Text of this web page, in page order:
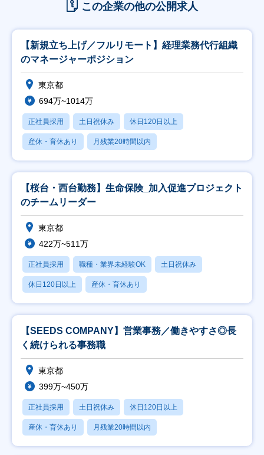
この企業の他の公開求人
【新規立ち上げ／フルリモート】経理業務代行組織
のマネージャーポジション
東京都
694万~1014万
正社員採用 土日祝休み 休日120日以上
産休・育休あり 月残業20時間以内
【桜台・西台勤務】生命保険_加入促進プロジェクト
のチームリーダー
東京都
422万~511万
正社員採用 職種・業界未経験OK 土日祝休み
休日120日以上 産休・育休あり
【SEEDS COMPANY】営業事務／働きやすさ◎長
く続けられる事務職
東京都
399万~450万
正社員採用 土日祝休み 休日120日以上
産休・育休あり 月残業20時間以内